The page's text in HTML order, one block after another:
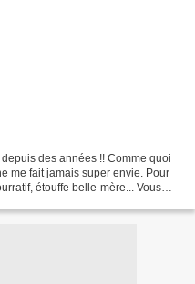
des années !! Comme quoi
me fait jamais super envie. Pour
étouffe belle-mère... Vous